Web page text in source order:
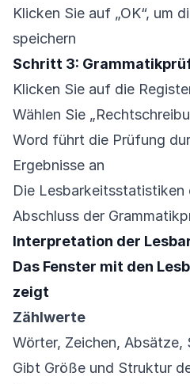
Klicken Sie auf „OK“, um
speichern
Schritt 3:
Klicken Sie auf die
Wählen Sie
Word führt die Prüfung
Ergebnisse an
Die Lesbarkeitsstatistiken
Abschluss der
Interpretation der
Das Fenster mit den
zeigt
Zählwerte
Wörter, Zeichen, Absätze,
Gibt Größe und Struktur